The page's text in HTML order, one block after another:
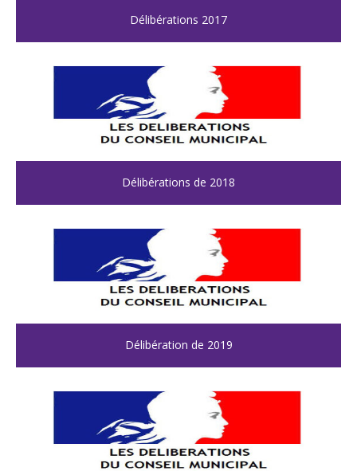
Délibérations 2017
Délibérations de 2018
Délibération de 2019